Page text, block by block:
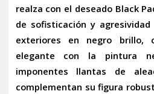
realza con el deseado Black
de sofisticación y
exteriores en negro brillo,
elegante con la pintura
imponentes llantas de
complementan su figura